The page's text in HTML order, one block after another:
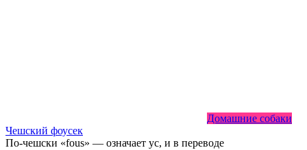
Домашние собаки
Чешский фоусек
По-чешски «fous» — означает ус, и в переводе